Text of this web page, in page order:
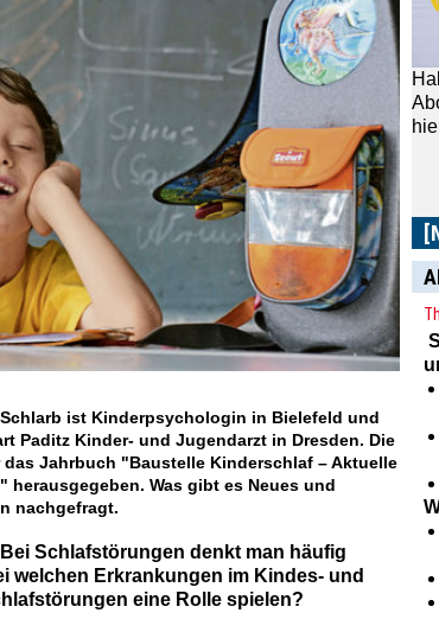
ist Kinderpsychologin in Bielefeld und
Paditz Kinder- und Jugendarzt in Dresden. Die
Jahrbuch "Baustelle Kinderschlaf – Aktuelle
herausgegeben. Was gibt es Neues und
nachgefragt.
Schlafstörungen denkt man häufig
welchen Erkrankungen im Kindes- und
eine Rolle spielen?
Im